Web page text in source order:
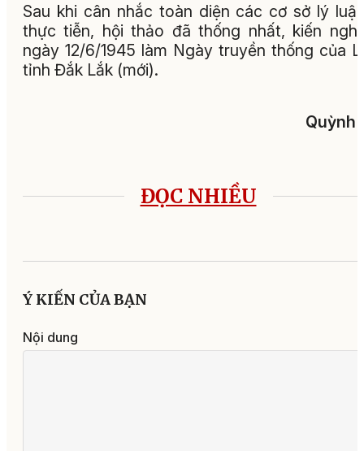
Sau khi cân nhắc toàn diện các cơ sở lý
thực tiễn, hội thảo đã thống nhất, kiến
ngày 12/6/1945 làm Ngày truyền thống của
tỉnh Đắk Lắk (mới).
Quỳnh
ĐỌC NHIỀU
Ý KIẾN CỦA BẠN
Nội dung